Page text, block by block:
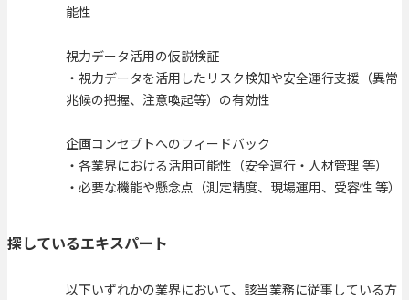
能性
視力データ活用の仮説検証
・視力データを活用したリスク検知や安全運行支援（異常
兆候の把握、注意喚起等）の有効性
企画コンセプトへのフィードバック
・各業界における活用可能性（安全運行・人材管理 等）
・必要な機能や懸念点（測定精度、現場運用、受容性 等）
探しているエキスパート
以下いずれかの業界において、該当業務に従事している方